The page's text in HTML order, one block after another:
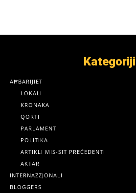
Kategoriji
AĦBARIJIET
LOKALI
KRONAKA
QORTI
PARLAMENT
POLITIKA
ARTIKLI MIS-SIT PREĊEDENTI
AKTAR
INTERNAZZJONALI
BLOGGERS